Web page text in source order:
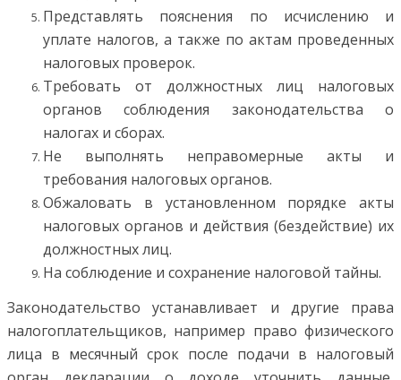
Представлять пояснения по исчислению и
уплате налогов, а также по актам проведенных
налоговых проверок.
Требовать от должностных лиц налоговых
органов соблюдения законодательства о
налогах и сборах.
Не выполнять неправомерные акты и
требования налоговых органов.
Обжаловать в установленном порядке акты
налоговых органов и действия (бездействие) их
должностных лиц.
На соблюдение и сохранение налоговой тайны.
Законодательство устанавливает и другие права
налогоплательщиков, например право физического
лица в месячный срок после подачи в налоговый